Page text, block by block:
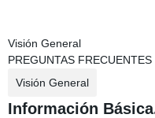
Visión General
PREGUNTAS FRECUENTES
Visión General
Información